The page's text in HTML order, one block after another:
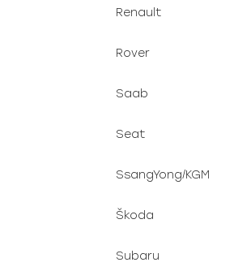
Renault
Rover
Saab
Seat
SsangYong/KGM
Škoda
Subaru